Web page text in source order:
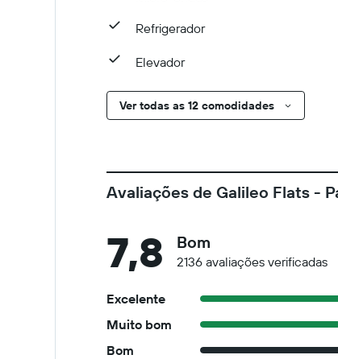
Refrigerador
Elevador
Ver todas as 12 comodidades
Avaliações de Galileo Flats -
7,8 Bom
2136 avaliações verificadas
Excelente
Muito bom
Bom